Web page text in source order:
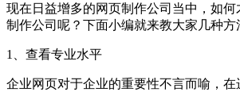
现在日益增多的网页制作公司当中，如
制作公司呢？下面小编就来教大家几种方
1、查看专业水平
企业网页对于企业的重要性不言而喻，